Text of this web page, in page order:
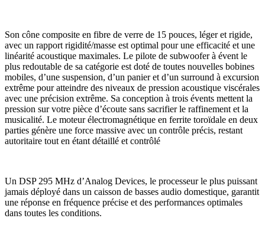
Son cône composite en fibre de verre de 15 pouces, léger et rigide,
avec un rapport rigidité/masse est optimal pour une efficacité et une
linéarité acoustique maximales. Le pilote de subwoofer à évent le
plus redoutable de sa catégorie est doté de toutes nouvelles bobines
mobiles, d’une suspension, d’un panier et d’un surround à excursion
extrême pour atteindre des niveaux de pression acoustique viscérales
avec une précision extrême. Sa conception à trois évents mettent la
pression sur votre pièce d’écoute sans sacrifier le raffinement et la
musicalité. Le moteur électromagnétique en ferrite toroïdale en deux
parties génère une force massive avec un contrôle précis, restant
autoritaire tout en étant détaillé et contrôlé
Un DSP 295 MHz d’Analog Devices, le processeur le plus puissant
jamais déployé dans un caisson de basses audio domestique, garantit
une réponse en fréquence précise et des performances optimales
dans toutes les conditions.